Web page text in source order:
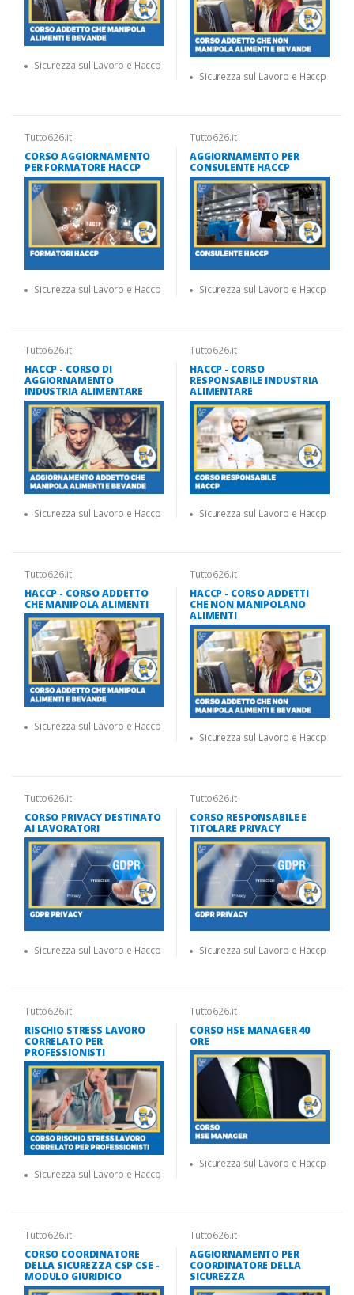
Sicurezza sul Lavoro e Haccp
Sicurezza sul Lavoro e Haccp
Tutto626.it
CORSO AGGIORNAMENTO
PER FORMATORE HACCP
Sicurezza sul Lavoro e Haccp
Tutto626.it
AGGIORNAMENTO PER
CONSULENTE HACCP
Sicurezza sul Lavoro e Haccp
Tutto626.it
HACCP - CORSO DI
AGGIORNAMENTO
INDUSTRIA ALIMENTARE
Sicurezza sul Lavoro e Haccp
Tutto626.it
HACCP - CORSO
RESPONSABILE INDUSTRIA
ALIMENTARE
Sicurezza sul Lavoro e Haccp
Tutto626.it
HACCP - CORSO ADDETTO
CHE MANIPOLA ALIMENTI
Sicurezza sul Lavoro e Haccp
Tutto626.it
HACCP - CORSO ADDETTI
CHE NON MANIPOLANO
ALIMENTI
Sicurezza sul Lavoro e Haccp
Tutto626.it
CORSO PRIVACY DESTINATO
AI LAVORATORI
Sicurezza sul Lavoro e Haccp
Tutto626.it
CORSO RESPONSABILE E
TITOLARE PRIVACY
Sicurezza sul Lavoro e Haccp
Tutto626.it
RISCHIO STRESS LAVORO
CORRELATO PER
PROFESSIONISTI
Sicurezza sul Lavoro e Haccp
Tutto626.it
CORSO HSE MANAGER 40
ORE
Sicurezza sul Lavoro e Haccp
Tutto626.it
CORSO COORDINATORE
DELLA SICUREZZA CSP CSE -
MODULO GIURIDICO
Tutto626.it
AGGIORNAMENTO PER
COORDINATORE DELLA
SICUREZZA